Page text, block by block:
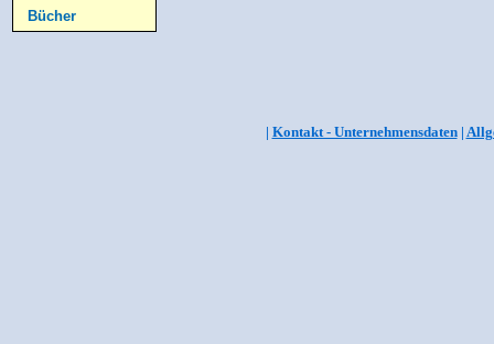
Bücher
| Kontakt - Unternehmensdaten|